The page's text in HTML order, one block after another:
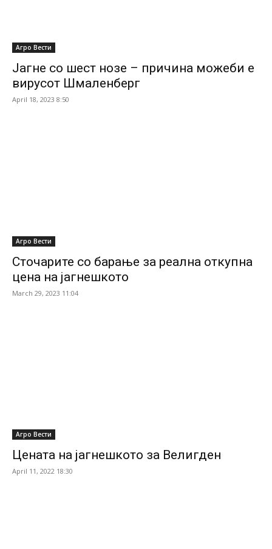
Агро Вести
Јагне со шест нозе – причина можеби е
вирусот Шмаленберг
April 18, 2023 8:50
Агро Вести
Сточарите со барање за реална откупна
цена на јагнешкото
March 29, 2023 11:04
Агро Вести
Цената на јагнешкото за Велигден
April 11, 2022 18:30